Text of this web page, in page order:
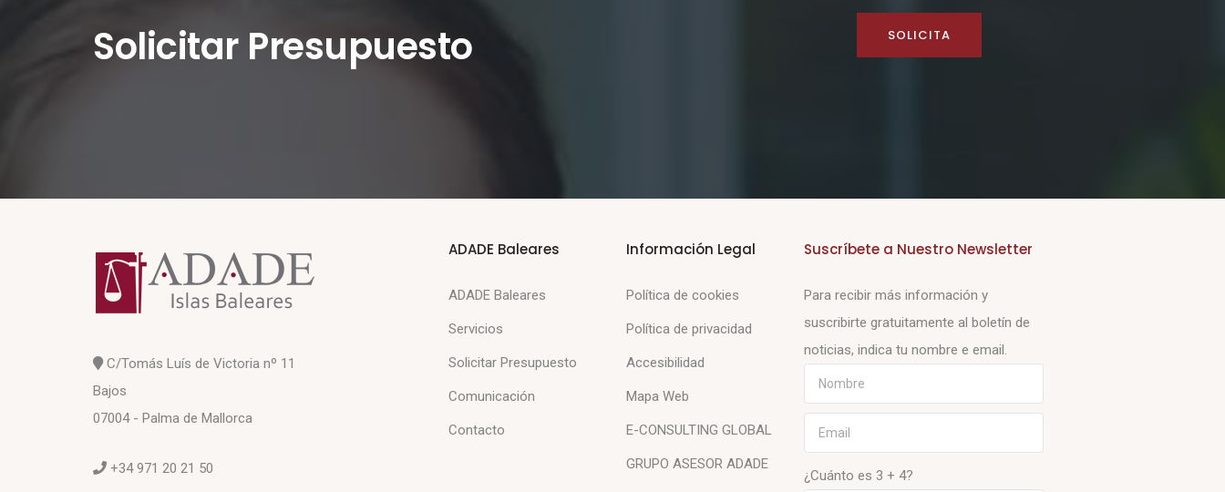
Solicitar Presupuesto SOLICITA
C/Tomás Luís de Victoria nº 11
Bajos
07004 - Palma de Mallorca
+34 971 20 21 50
ADADE Baleares
ADADE Baleares
Servicios
Solicitar Presupuesto
Comunicación
Contacto
Información Legal
Política de cookies
Política de privacidad
Accesibilidad
Mapa Web
E-CONSULTING GLOBAL
GRUPO ASESOR ADADE
Suscríbete a Nuestro Newsletter
Para recibir más información y
suscribirte gratuitamente al boletín de
noticias, indica tu nombre e email.
¿Cuánto es 3 + 4?